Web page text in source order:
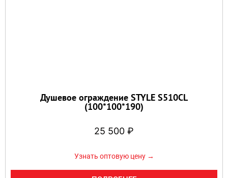
Душевое ограждение STYLE S510CL
(100*100*190)
25 500 ₽
Узнать оптовую цену →